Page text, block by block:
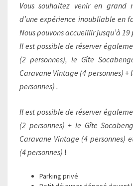
Vous souhaitez venir en grand
d’une expérience inoubliable en
Nous pouvons accueillir jusqu’à 19
Il est possible de réserver
(2 personnes), le Gîte
Caravane Vintage (4 personnes)
personnes) .
Il est possible de réserver
(2 personnes) + le Gîte
Caravane Vintage (4 personnes)
(4 personnes) !
Parking privé